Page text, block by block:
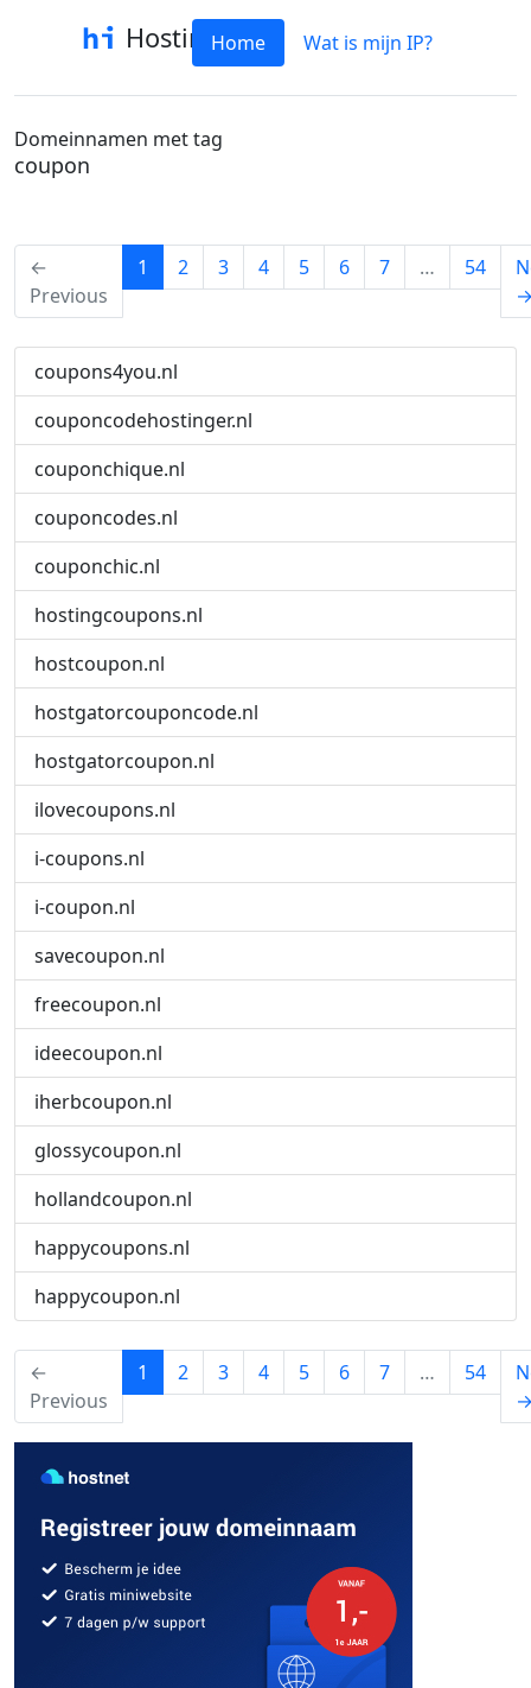
HostinfoHome Wat is mijn IP?
Domeinnamen met tag
coupon
←
Previous
1 (current)
2 3 4 5 6 7 … 54
coupons4you.nl
couponcodehostinger.nl
couponchique.nl
couponcodes.nl
couponchic.nl
hostingcoupons.nl
hostcoupon.nl
hostgatorcouponcode.nl
hostgatorcoupon.nl
ilovecoupons.nl
i-coupons.nl
i-coupon.nl
savecoupon.nl
freecoupon.nl
ideecoupon.nl
iherbcoupon.nl
glossycoupon.nl
hollandcoupon.nl
happycoupons.nl
happycoupon.nl
←
Previous
1 (current)
2 3 4 5 6 7 … 54